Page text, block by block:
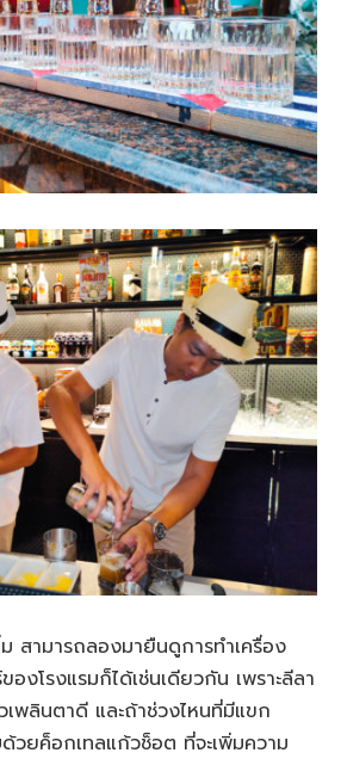
สามารถลองมายืนดูการทำเครื่อง
องโรงแรมก็ได้เช่นเดียวกัน เพราะลีลา
พลินตาดี และถ้าช่วงไหนที่มีแขก
ด้วยค็อกเทลแก้วช็อต ที่จะเพิ่มความ